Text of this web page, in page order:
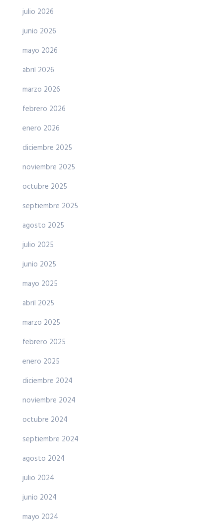
julio 2026
junio 2026
mayo 2026
abril 2026
marzo 2026
febrero 2026
enero 2026
diciembre 2025
noviembre 2025
octubre 2025
septiembre 2025
agosto 2025
julio 2025
junio 2025
mayo 2025
abril 2025
marzo 2025
febrero 2025
enero 2025
diciembre 2024
noviembre 2024
octubre 2024
septiembre 2024
agosto 2024
julio 2024
junio 2024
mayo 2024